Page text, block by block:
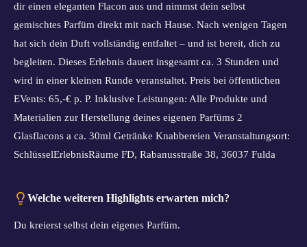
dir einen eleganten Flacon aus und nimmst dein selbst
gemischtes Parfüm direkt mit nach Hause. Nach wenigen Tagen
hat sich dein Duft vollständig entfaltet – und ist bereit, dich zu
begleiten. Dieses Erlebnis dauert insgesamt ca. 3 Stunden und
wird in einer kleinen Runde veranstaltet. Preis bei öffentlichen
EVents: 65,-€ p. P. Inklusive Leistungen: Alle Produkte und
Materialien zur Herstellung deines eigenen Parfüms 2
Glasflacons a ca. 30ml Getränke Knabbereien Veranstaltungsort:
SchlüsselErlebnisRäume FD, Rabanusstraße 38, 36037 Fulda
Welche weiteren Highlights erwarten mich?
Du kreierst selbst dein eigenes Parfüm.